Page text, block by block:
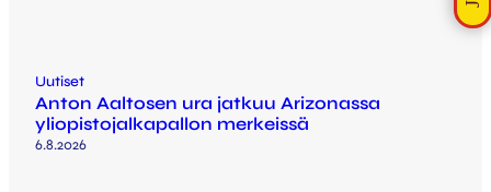
Uutiset
Anton Aaltosen ura jatkuu Arizonassa
yliopistojalkapallon merkeissä
6.8.2026